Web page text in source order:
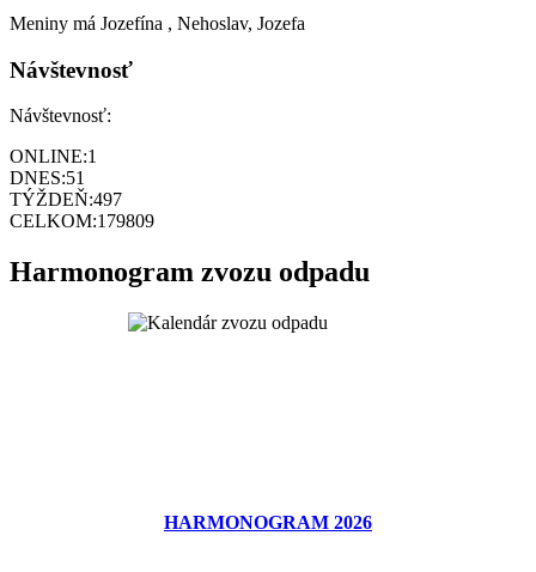
Meniny má Jozefína , Nehoslav, Jozefa
Návštevnosť
Návštevnosť:
ONLINE:1
DNES:51
TÝŽDEŇ:497
CELKOM:179809
Harmonogram zvozu odpadu
HARMONOGRAM 2026